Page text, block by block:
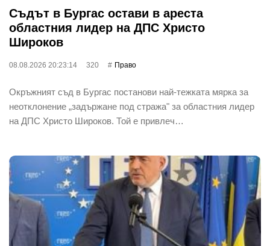
Съдът в Бургас остави в ареста
областния лидер на ДПС Христо
Широков
08.08.2026 20:23:14 320 Право
Окръжният съд в Бургас постанови най-тежката мярка за
неотклонение „задържане под стража" за областния лидер
на ДПС Христо Широков. Той е привлеч…